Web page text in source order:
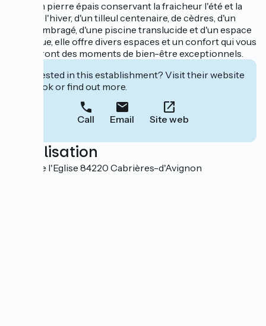
murs en pierre épais conservant la fraicheur l'été et la
chaleur l'hiver, d'un tilleul centenaire, de cèdres, d'un
jardin ombragé, d'une piscine translucide et d'un espace
barbecue, elle offre divers espaces et un confort qui vous
garantiront des moments de bien-être exceptionnels.
Interested in this establishment? Visit their website
to book or find out more.
Call Email Site web
Localisation
Place de l'Eglise 84220 Cabrières-d'Avignon